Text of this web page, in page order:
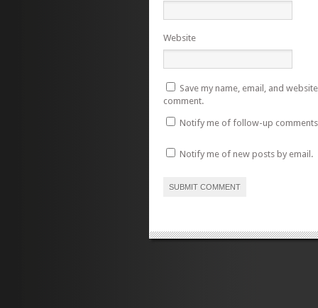
Website
Save my name, email, and
comment.
Notify me of follow-up
Notify me of new posts by email.